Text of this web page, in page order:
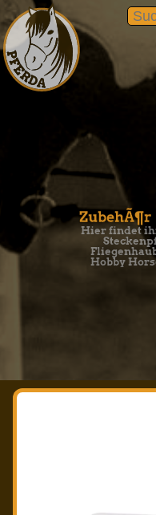
Hier findet
Hobby